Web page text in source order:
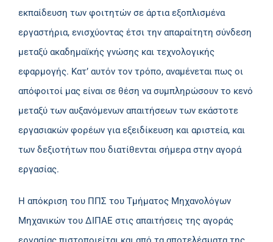
εκπαίδευση των φοιτητών σε άρτια εξοπλισμένα
εργαστήρια, ενισχύοντας έτσι την απαραίτητη σύνδεση
μεταξύ ακαδημαϊκής γνώσης και τεχνολογικής
εφαρμογής. Κατ’ αυτόν τον τρόπο, αναμένεται πως οι
απόφοιτοί μας είναι σε θέση να συμπληρώσουν το κενό
μεταξύ των αυξανόμενων απαιτήσεων των εκάστοτε
εργασιακών φορέων για εξειδίκευση και αριστεία, και
των δεξιοτήτων που διατίθενται σήμερα στην αγορά
εργασίας.
Η απόκριση του ΠΠΣ του Τμήματος Μηχανολόγων
Μηχανικών του ΔΙΠΑΕ στις απαιτήσεις της αγοράς